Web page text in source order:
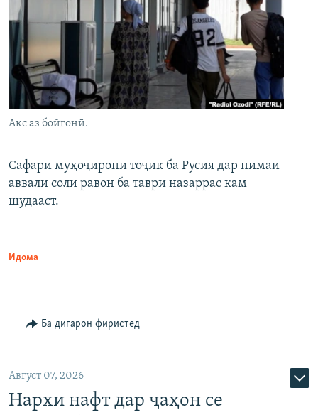
Акс аз бойгонӣ.
Сафари муҳоҷирони тоҷик ба Русия дар нимаи
аввали соли равон ба таври назаррас кам
шудааст.
Идома
Ба дигарон фиристед
Август 07, 2026
Нархи нафт дар ҷаҳон се